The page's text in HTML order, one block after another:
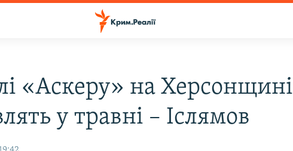
«Аскеру» на Херсонщині
у травні – Іслямов